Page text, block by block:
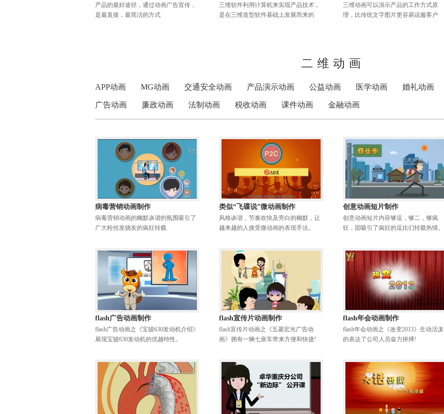
产品的最好途径，通过动画广告宣传，
是最直接，最简洁的方式
三维软件利用计算机来实现产品技术，
是在三维造型软件基础上发展而来的
三维动画可以演示产品的工作方式原
理，比传统文字图片更容易说服客户
二维动画
APP动画 MG动画 交通安全动画 产品演示动画 公益动画 医学动画 婚礼动画
广告动画 廉政动画 法制动画 税收动画 课件动画 金融动画
病毒营销动画制作
病毒营销动画的幽默诙谐的氛围吸引了
广大粉丝发烧友的疯狂转载
类似“飞碟说”微动画制作
风格诙谐，节奏欢快及旁白的幽默，让
越来越的人接受微动画的表现手法。
创意动画短片制作
创意动画短片内容够逗，够二，够疯
狂，固吸引了疯狂的逗比们转载热情。
flash广告动画制作
flash广告动画之《宝骏630发动机介绍》
展现宝骏630发动机的优越特性。
flash宣传片动画制作
flash宣传片动画之《五菱宏光广告动
画》拥有一辆七座车带来方便和快捷!
flash年会动画制作
flash年会动画之《改变2013》生动活泼
的表达了公司人员奋力拼搏!